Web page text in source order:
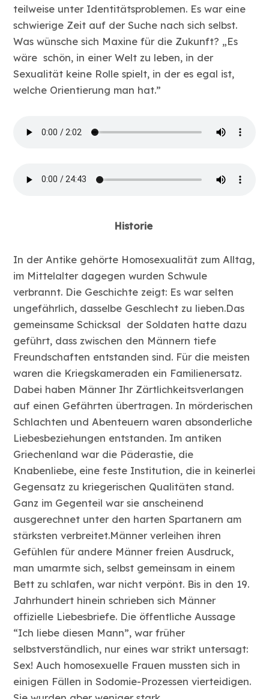
teilweise unter Identitätsproblemen. Es war eine
schwierige Zeit auf der Suche nach sich selbst.
Was wünsche sich Maxine für die Zukunft? „Es
wäre schön, in einer Welt zu leben, in der
Sexualität keine Rolle spielt, in der es egal ist,
welche Orientierung man hat.”
Historie
In der Antike gehörte Homosexualität zum Alltag,
im Mittelalter dagegen wurden Schwule
verbrannt. Die Geschichte zeigt: Es war selten
ungefährlich, dasselbe Geschlecht zu lieben.Das
gemeinsame Schicksal der Soldaten hatte dazu
geführt, dass zwischen den Männern tiefe
Freundschaften entstanden sind. Für die meisten
waren die Kriegskameraden ein Familienersatz.
Dabei haben Männer Ihr Zärtlichkeitsverlangen
auf einen Gefährten übertragen. In mörderischen
Schlachten und Abenteuern waren absonderliche
Liebesbeziehungen entstanden. Im antiken
Griechenland war die Päderastie, die
Knabenliebe, eine feste Institution, die in keinerlei
Gegensatz zu kriegerischen Qualitäten stand.
Ganz im Gegenteil war sie anscheinend
ausgerechnet unter den harten Spartanern am
stärksten verbreitet.Männer verleihen ihren
Gefühlen für andere Männer freien Ausdruck,
man umarmte sich, selbst gemeinsam in einem
Bett zu schlafen, war nicht verpönt. Bis in den 19.
Jahrhundert hinein schrieben sich Männer
offizielle Liebesbriefe. Die öffentliche Aussage
“Ich liebe diesen Mann”, war früher
selbstverständlich, nur eines war strikt untersagt:
Sex! Auch homosexuelle Frauen mussten sich in
einigen Fällen in Sodomie-Prozessen vierteidigen.